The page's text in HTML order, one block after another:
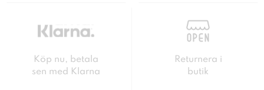
Köp nu, betala
sen med Klarna
Returnera i
butik